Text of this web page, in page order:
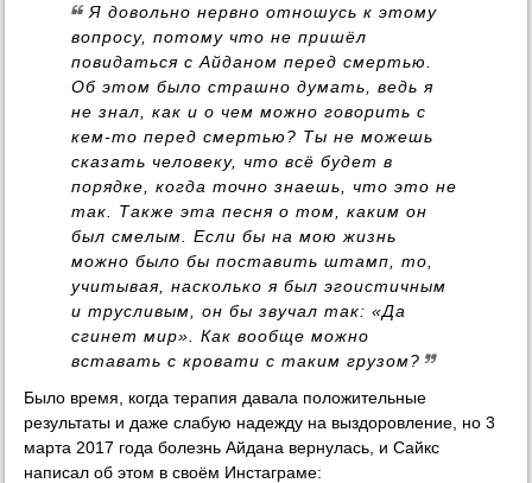
Я довольно нервнo отношусь к этому
вопросу, потому что не пришёл
повидаться с Айданом перед смертью.
Об этом было страшно думать, ведь я
не знал, как и о чем можно говорить с
кем-то перед смертью? Ты не можешь
сказать человеку, что всё будет в
порядке, когда точно знаешь, что это не
так. Также эта песня о том, каким он
был смелым. Если бы на мою жизнь
можно было бы поставить штамп, то,
учитывая, насколько я был эгоистичным
и трусливым, он бы звучал так: «Да
сгинет мир». Как вообще можно
вставать с кровати с таким грузом?
Было время, когда терапия давала положительные
результаты и даже слабую надежду на выздоровление, но 3
марта 2017 года болезнь Айдана вернулась, и Сайкс
написал об этом в своём Инстаграме: